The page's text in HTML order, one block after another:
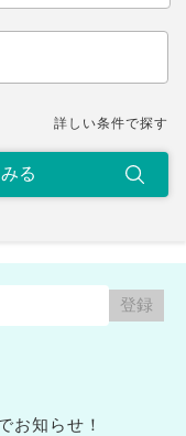
詳しい条件で探す
お知らせ！